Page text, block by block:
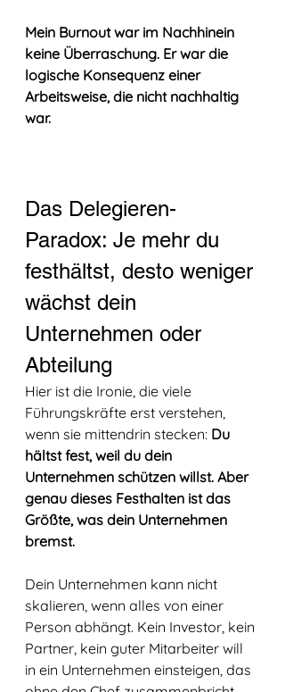
Mein Burnout war im Nachhinein
keine Überraschung. Er war die
logische Konsequenz einer
Arbeitsweise, die nicht nachhaltig
war.
Das Delegieren-
Paradox: Je mehr du
festhältst, desto weniger
wächst dein
Unternehmen oder
Abteilung
Hier ist die Ironie, die viele
Führungskräfte erst verstehen,
wenn sie mittendrin stecken: Du
hältst fest, weil du dein
Unternehmen schützen willst. Aber
genau dieses Festhalten ist das
Größte, was dein Unternehmen
bremst.
Dein Unternehmen kann nicht
skalieren, wenn alles von einer
Person abhängt. Kein Investor, kein
Partner, kein guter Mitarbeiter will
in ein Unternehmen einsteigen, das